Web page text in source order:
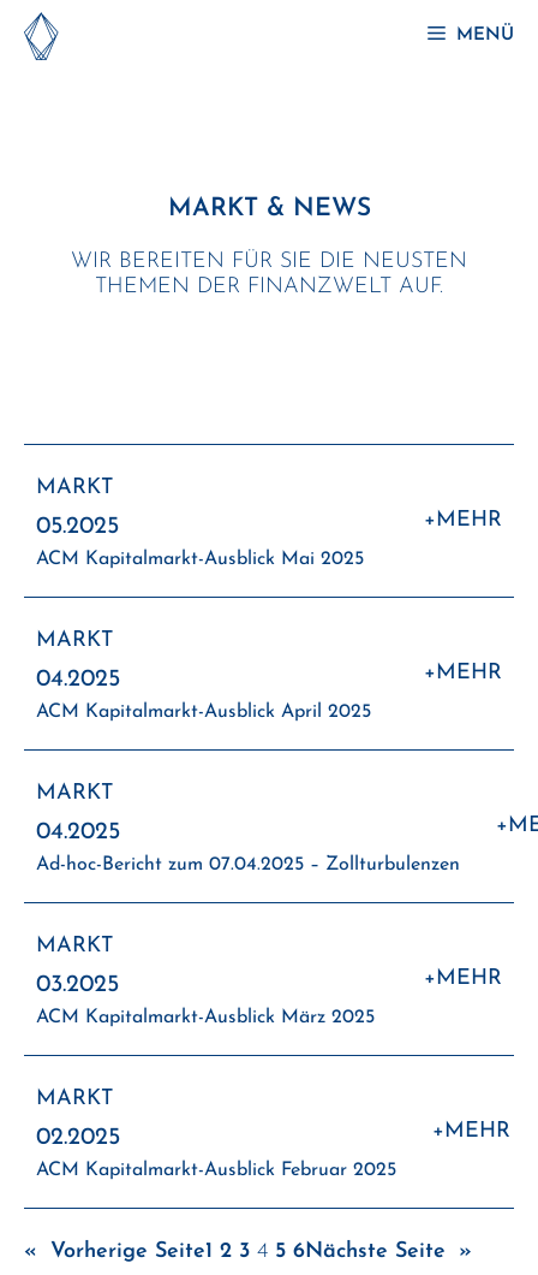
Zum
Inhalt
MENÜ
MARKT & NEWS
WIR BEREITEN FÜR SIE DIE NEUSTEN
THEMEN DER FINANZWELT AUF.
MARKT
05.2025
ACM Kapitalmarkt-Ausblick Mai 2025
+MEHR
MARKT
04.2025
ACM Kapitalmarkt-Ausblick April 2025
+MEHR
MARKT
04.2025
Ad-hoc-Bericht zum 07.04.2025 – Zollturbulenzen
MARKT
03.2025
ACM Kapitalmarkt-Ausblick März 2025
+MEHR
MARKT
02.2025
ACM Kapitalmarkt-Ausblick Februar 2025
+MEHR
« Vorherige Seite1 2 3 4 5 6Nächste Seite »